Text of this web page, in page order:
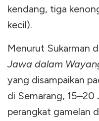
kendang, tiga
kecil).
Menurut Sukarman
Jawa dalam
yang disampaikan
di Semarang, 15–20
perangkat gamelan